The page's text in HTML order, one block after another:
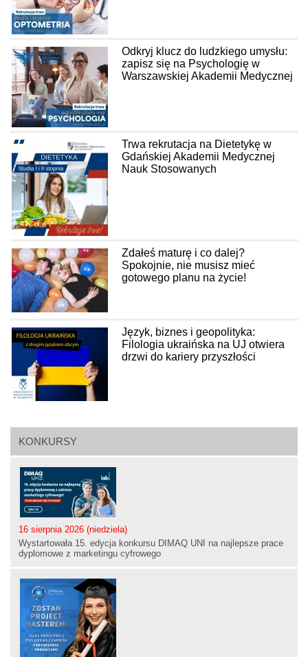
KONKURSY
16 sierpnia 2026 (niedziela)
Wystartowała 15. edycja konkursu DIMAQ UNI na najlepsze prace
dyplomowe z marketingu cyfrowego
Odkryj klucz do ludzkiego umysłu:
zapisz się na Psychologię w
Warszawskiej Akademii Medycznej
Trwa rekrutacja na Dietetykę w
Gdańskiej Akademii Medycznej
Nauk Stosowanych
Zdałeś maturę i co dalej?
Spokojnie, nie musisz mieć
gotowego planu na życie!
Język, biznes i geopolityka:
Filologia ukraińska na UJ otwiera
drzwi do kariery przyszłości